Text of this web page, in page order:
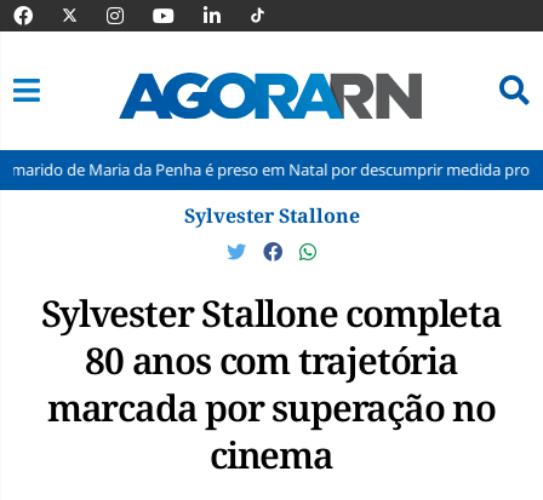
da Penha é preso em Natal por descumprir medida protetiva
Sylvester Stallone
Sylvester Stallone completa
80 anos com trajetória
marcada por superação no
cinema